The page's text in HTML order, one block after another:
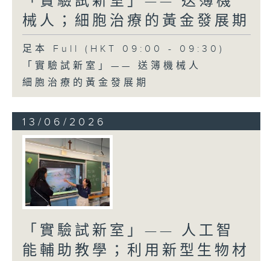
械人；細胞治療的黃金發展期
足本 Full (HKT 09:00 - 09:30)
「實驗試新室」—— 送簿機械人
細胞治療的黃金發展期
13/06/2026
「實驗試新室」—— 人工智
能輔助教學；利用新型生物材